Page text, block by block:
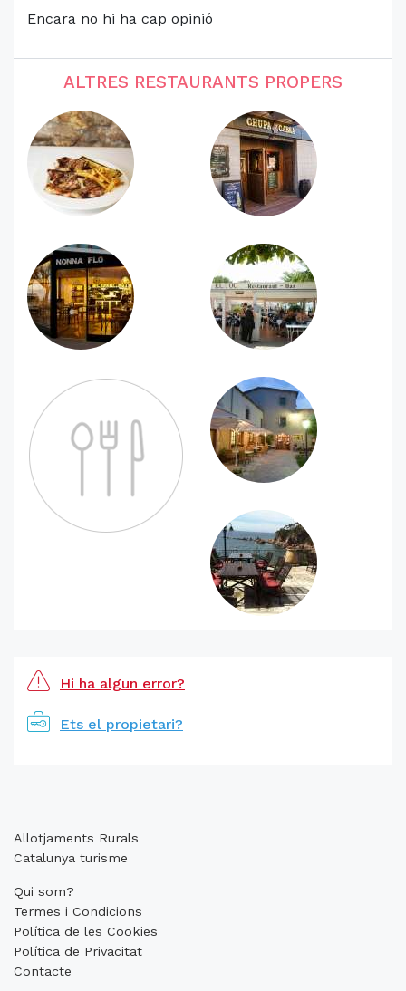
Encara no hi ha cap opinió
ALTRES RESTAURANTS PROPERS
Hi ha algun error?
Ets el propietari?
Allotjaments Rurals
Catalunya turisme
Qui som?
Termes i Condicions
Política de les Cookies
Política de Privacitat
Contacte